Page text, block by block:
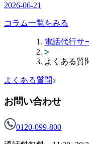
2026-06-21
コラム一覧をみる
電話代行サ
よくある質
よくある質問
お問い合わせ
0120-099-800